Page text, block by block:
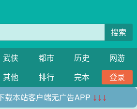
搜索
武侠 都市 历史
网游
其他 排行 完本
登录
载本站客户端无广告APP ↓↓↓